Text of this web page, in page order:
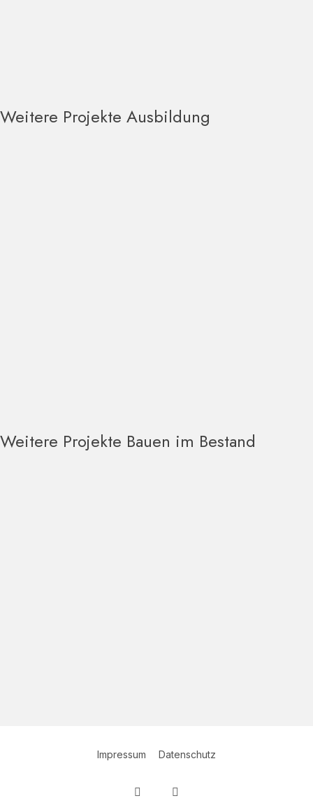
Weitere Projekte Ausbildung
Weitere Projekte Bauen im Bestand
Impressum Datenschutz